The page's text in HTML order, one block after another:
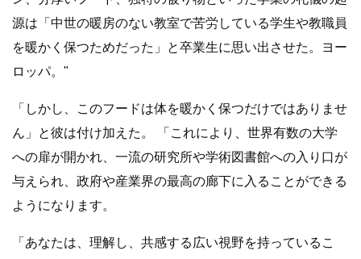
源は「中世の暖房のない教室で苦労している学生や教職員
を暖かく保つためだった」と卒業生に思い出させた。ヨー
ロッパ。"
「しかし、このフードは体を暖かく保つだけではありませ
ん」と彼は付け加えた。 「これにより、世界有数の大学
への扉が開かれ、一流の研究所や学術図書館への入り口が
与えられ、政府や産業界の最高の廊下に入ることができる
ようになります。
「あなたは、理解し、共感する広い視野を持っているこ